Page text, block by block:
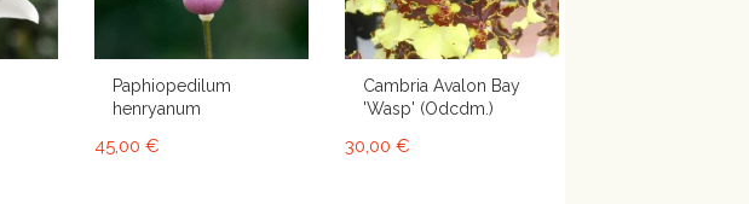
Paphiopedilum
henryanum
45,00 €
Cambria Avalon Bay
'Wasp' (Odcdm.)
30,00 €